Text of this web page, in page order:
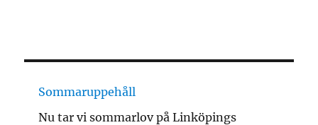
Sommaruppehåll
Nu tar vi sommarlov på Linköpings